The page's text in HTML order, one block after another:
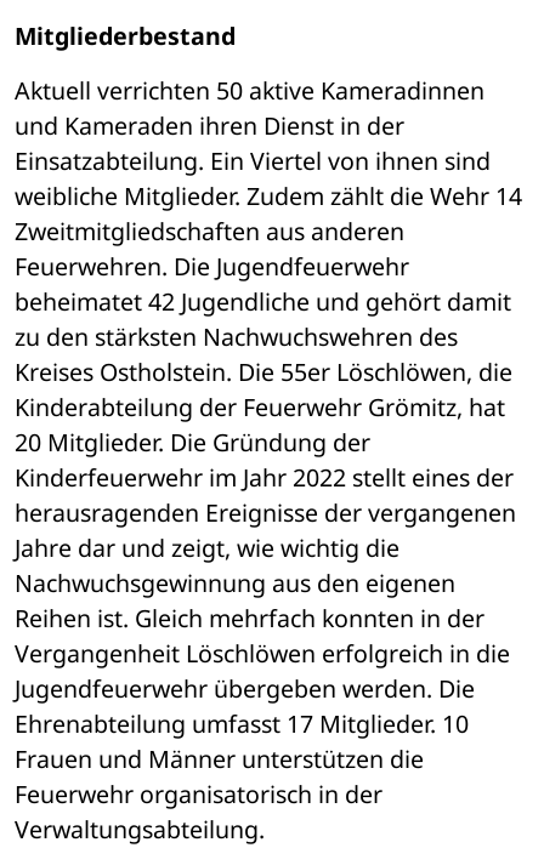
Mitgliederbestand
Aktuell verrichten 50 aktive Kameradinnen
und Kameraden ihren Dienst in der
Einsatzabteilung. Ein Viertel von ihnen sind
weibliche Mitglieder. Zudem zählt die Wehr 14
Zweitmitgliedschaften aus anderen
Feuerwehren. Die Jugendfeuerwehr
beheimatet 42 Jugendliche und gehört damit
zu den stärksten Nachwuchswehren des
Kreises Ostholstein. Die 55er Löschlöwen, die
Kinderabteilung der Feuerwehr Grömitz, hat
20 Mitglieder. Die Gründung der
Kinderfeuerwehr im Jahr 2022 stellt eines der
herausragenden Ereignisse der vergangenen
Jahre dar und zeigt, wie wichtig die
Nachwuchsgewinnung aus den eigenen
Reihen ist. Gleich mehrfach konnten in der
Vergangenheit Löschlöwen erfolgreich in die
Jugendfeuerwehr übergeben werden. Die
Ehrenabteilung umfasst 17 Mitglieder. 10
Frauen und Männer unterstützen die
Feuerwehr organisatorisch in der
Verwaltungsabteilung.